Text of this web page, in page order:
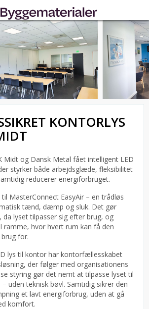
KONTORLYS
Midt og Dansk Metal fået intelligent LED
styrker både arbejdsglæde, fleksibilitet
reducerer energiforbruget.
MasterConnect EasyAir – en trådløs
tænd, dæmp og sluk. Det gør
da lyset tilpasser sig efter brug, og
ramme, hvor hvert rum kan få den
for.
lys til kontor har kontorfællesskabet
der følger med organisationens
styring gør det nemt at tilpasse lyset til
uden teknisk bøvl. Samtidig sikrer den
et lavt energiforbrug, uden at gå
komfort.